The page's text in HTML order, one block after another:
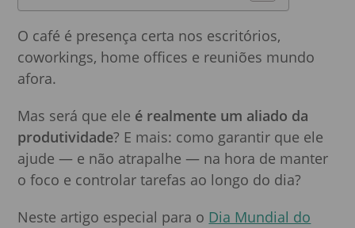
O café é presença certa nos escritórios,
coworkings, home offices e reuniões mundo
afora.
Mas será que ele é realmente um aliado da
produtividade? E mais: como garantir que ele
ajude — e não atrapalhe — na hora de manter
o foco e controlar tarefas ao longo do dia?
Neste artigo especial para o Dia Mundial do